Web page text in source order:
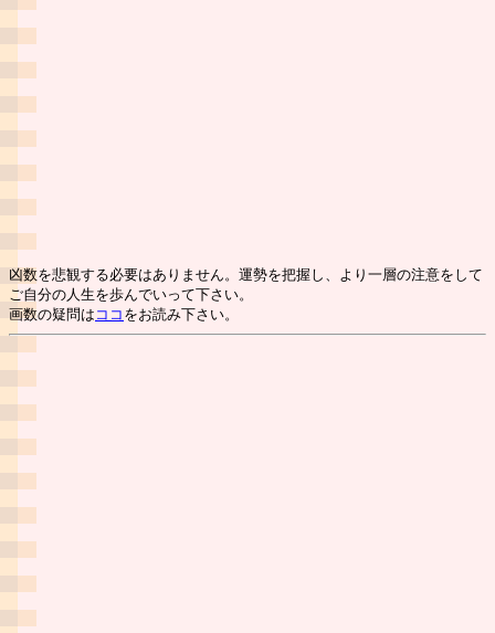
凶数を悲観する必要はありません。運勢を把握し、より一層の注意をして
ご自分の人生を歩んでいって下さい。
画数の疑問は ココ をお読み下さい。